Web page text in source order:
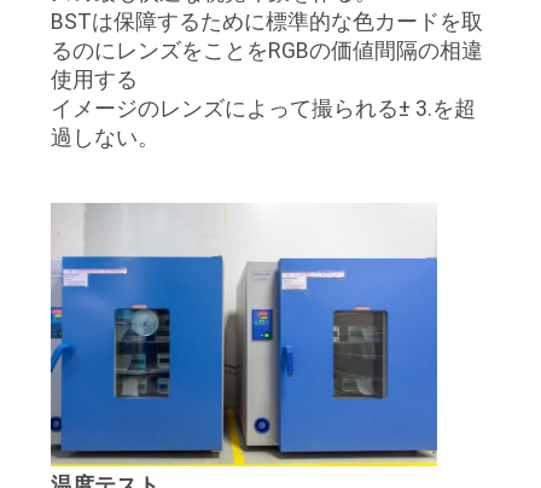
BSTは保障するために標準的な色カードを取
るのにレンズをことをRGBの価値間隔の相違
使用する
イメージのレンズによって撮られる± 3.を超
過しない。